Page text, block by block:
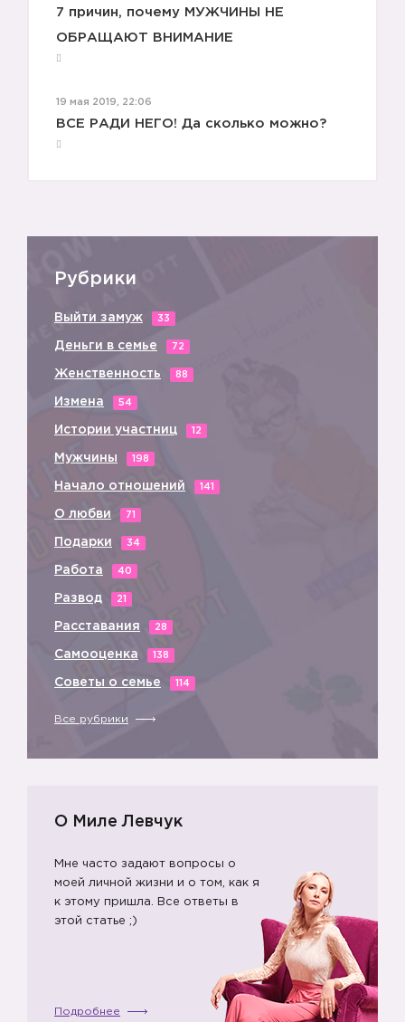
4️⃣
5️⃣
7 причин, почему МУЖЧИНЫ НЕ
ОБРАЩАЮТ ВНИМАНИЕ
19 мая 2019, 22:06
ВСЕ РАДИ НЕГО! Да сколько можно?
Рубрики
Выйти замуж 33
Деньги в семье 72
Женственность 88
Измена 54
Истории участниц 12
Мужчины 198
Начало отношений 141
О любви 71
Подарки 34
Работа 40
Развод 21
Расставания 28
Самооценка 138
Советы о семье 114
Все рубрики
О Миле Левчук
Мне часто задают вопросы о
моей личной жизни и о том, как я
к этому пришла. Все ответы в
этой статье ;)
Подробнее